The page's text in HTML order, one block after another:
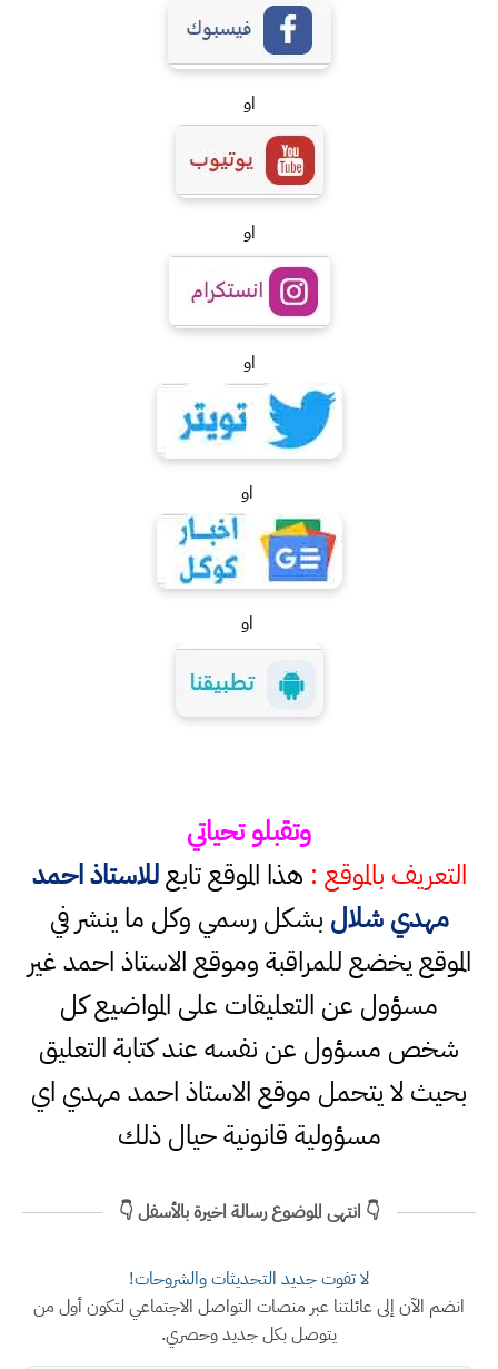
او
او
او
او
او
وتقبلو تحياتي
التعريف بالموقع : هذا الموقع تابعللاستاذ احمد
مهدي شلال بشكل رسمي وكل ما ينشر في
الموقع يخضع للمراقبة وموقع الاستاذ احمد غير
مسؤول عن التعليقات على المواضيع كل
شخص مسؤول عن نفسه عند كتابة التعليق
بحيث لا يتحمل موقع الاستاذ احمد مهدي اي
مسؤولية قانونية حيال ذلك
👇 انتهى الموضوع رسالة اخيرة بالأسفل 👇
لا تفوت جديد التحديثات والشروحات!
انضم الآن إلى عائلتنا عبر منصات التواصل الاجتماعي لتكون أول من
يتوصل بكل جديد وحصري.